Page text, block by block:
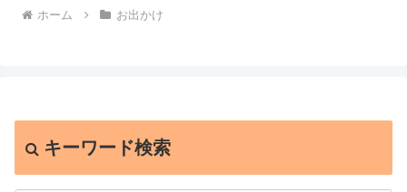
ホーム お出かけ
キーワード検索